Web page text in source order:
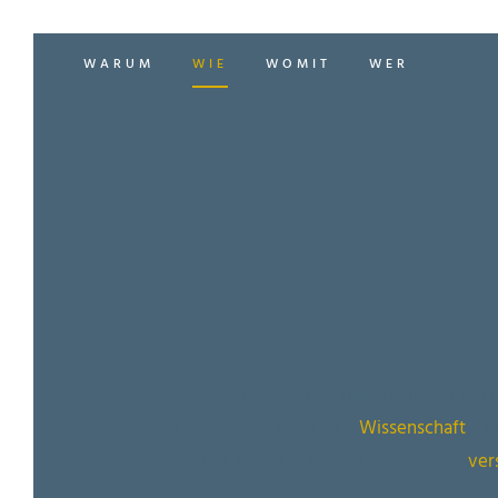
WARUM WIE WOMIT WER
Wissenschaft